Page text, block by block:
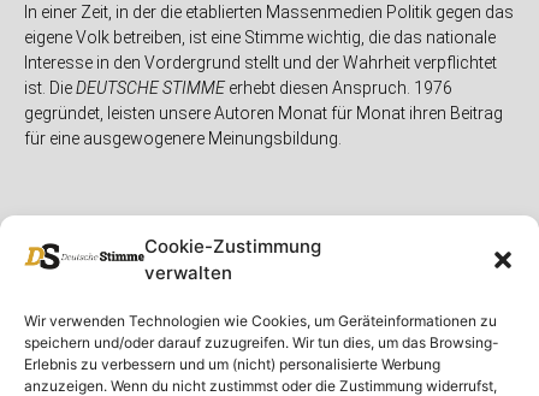
Cookie-Zustimmung
verwalten
Wir verwenden Technologien wie Cookies, um Geräteinformationen zu
speichern und/oder darauf zuzugreifen. Wir tun dies, um das Browsing-
Erlebnis zu verbessern und um (nicht) personalisierte Werbung
anzuzeigen. Wenn du nicht zustimmst oder die Zustimmung widerrufst,
In einer Zeit, in der die etablierten Massenmedien Politik gegen das
eigene Volk betreiben, ist eine Stimme wichtig, die das nationale
Interesse in den Vordergrund stellt und der Wahrheit verpflichtet
ist. DieDEUTSCHE STIMMEerhebt diesen Anspruch. 1976
gegründet, leisten unsere Autoren Monat für Monat ihren Beitrag
für eine ausgewogenere Meinungsbildung.
Unser Magazin
Spenden
Ausgaben
Rubriken
Deutschland
Ausland
Rechtliches
Rechtliche Hinweise
Impressum